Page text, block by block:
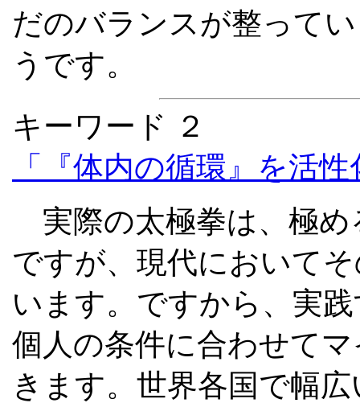
だのバランスが整って
うです。
キーワード ２
「『体内の循環』を活
実際の太極拳は、極め
ですが、現代において
います。ですから、実
個人の条件に合わせて
きます。世界各国で幅